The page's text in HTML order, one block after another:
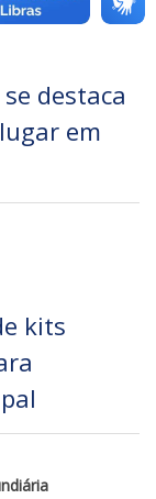
destaca
em
kits